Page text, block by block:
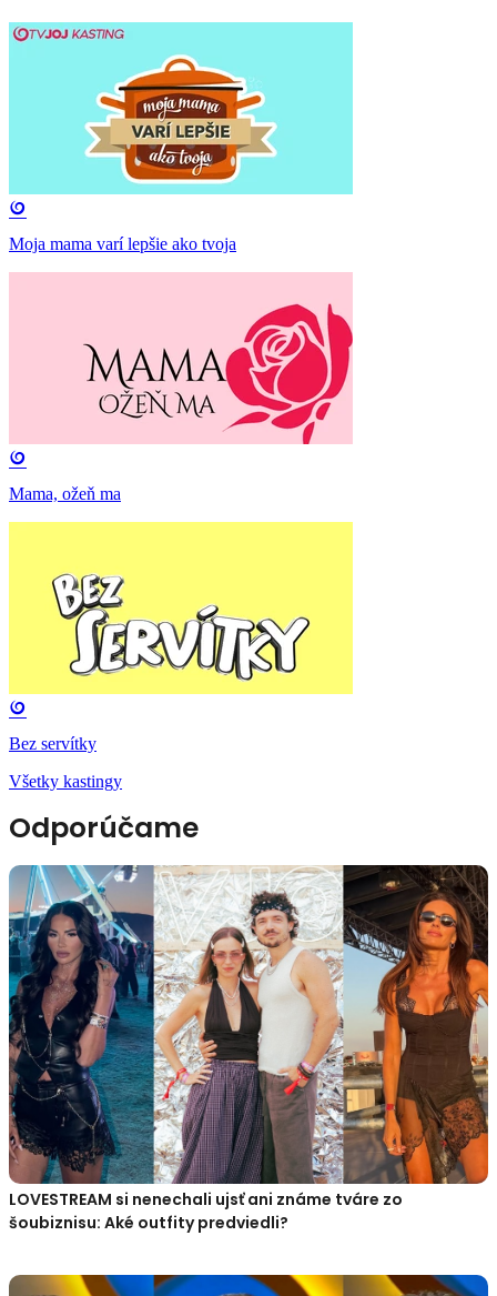
Moja mama varí lepšie ako tvoja
Mama, ožeň ma
Bez servítky
Všetky kastingy
Odporúčame
LOVESTREAM si nenechali ujsť ani známe tváre zo
šoubiznisu: Aké outfity predviedli?